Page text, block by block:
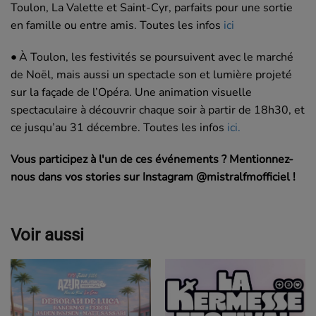
Toulon, La Valette et Saint-Cyr, parfaits pour une sortie
en famille ou entre amis. Toutes les infos ici
•À Toulon, les festivités se poursuivent avec le marché
de Noël, mais aussi un spectacle son et lumière projeté
sur la façade de l’Opéra. Une animation visuelle
spectaculaire à découvrir chaque soir à partir de 18h30, et
ce jusqu’au 31 décembre. Toutes les infos ici.
Vous participez à l'un de ces événements ? Mentionnez-
nous dans vos stories sur Instagram @mistralfmofficiel !
Voir aussi